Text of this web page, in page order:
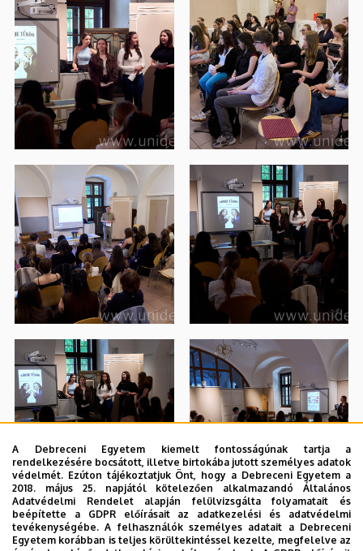
A Debreceni Egyetem kiemelt fontosságúnak tartja a
rendelkezésére bocsátott, illetve birtokába jutott személyes adatok
védelmét. Ezúton tájékoztatjuk Önt, hogy a Debreceni Egyetem a
2018. május 25. napjától kötelezően alkalmazandó Általános
Adatvédelmi Rendelet alapján felülvizsgálta folyamatait és
beépítette a GDPR előírásait az adatkezelési és adatvédelmi
tevékenységébe. A felhasználók személyes adatait a Debreceni
Egyetem korábban is teljes körültekintéssel kezelte, megfelelve az